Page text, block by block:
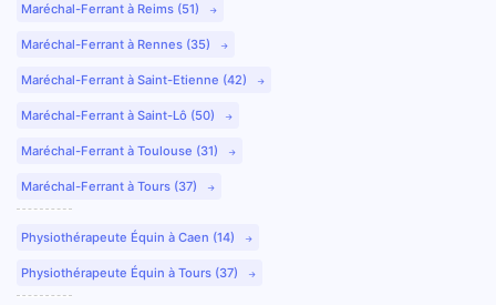
Maréchal-Ferrant à Reims (51)
Maréchal-Ferrant à Rennes (35)
Maréchal-Ferrant à Saint-Etienne (42)
Maréchal-Ferrant à Saint-Lô (50)
Maréchal-Ferrant à Toulouse (31)
Maréchal-Ferrant à Tours (37)
Physiothérapeute Équin à Caen (14)
Physiothérapeute Équin à Tours (37)